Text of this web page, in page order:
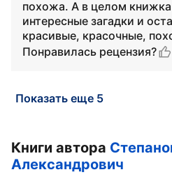
похожа. А в целом
интересные загадки и
красивые, красочные,
Понравилась рецензия?
Показать еще 5
Книги автора
Александрович